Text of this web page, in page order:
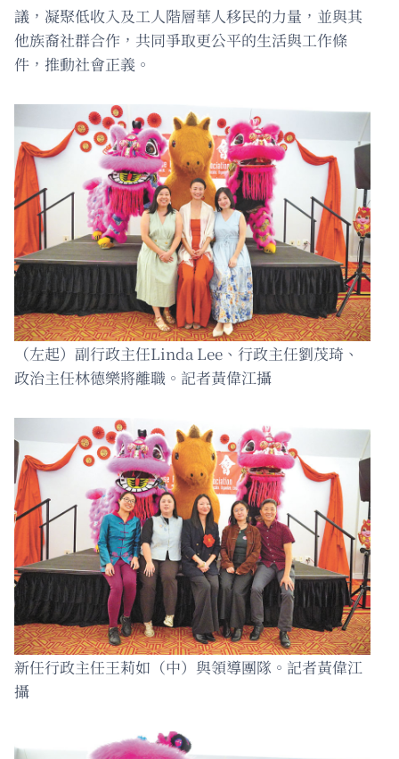
議，凝聚低收入及工人階層華人移民的力量，並與其
他族裔社群合作，共同爭取更公平的生活與工作條
件，推動社會正義。
（左起）副行政主任Linda Lee、行政主任劉茂琦、
政治主任林德樂將離職。記者黃偉江攝
新任行政主任王莉如（中）與領導團隊。記者黃偉江
攝